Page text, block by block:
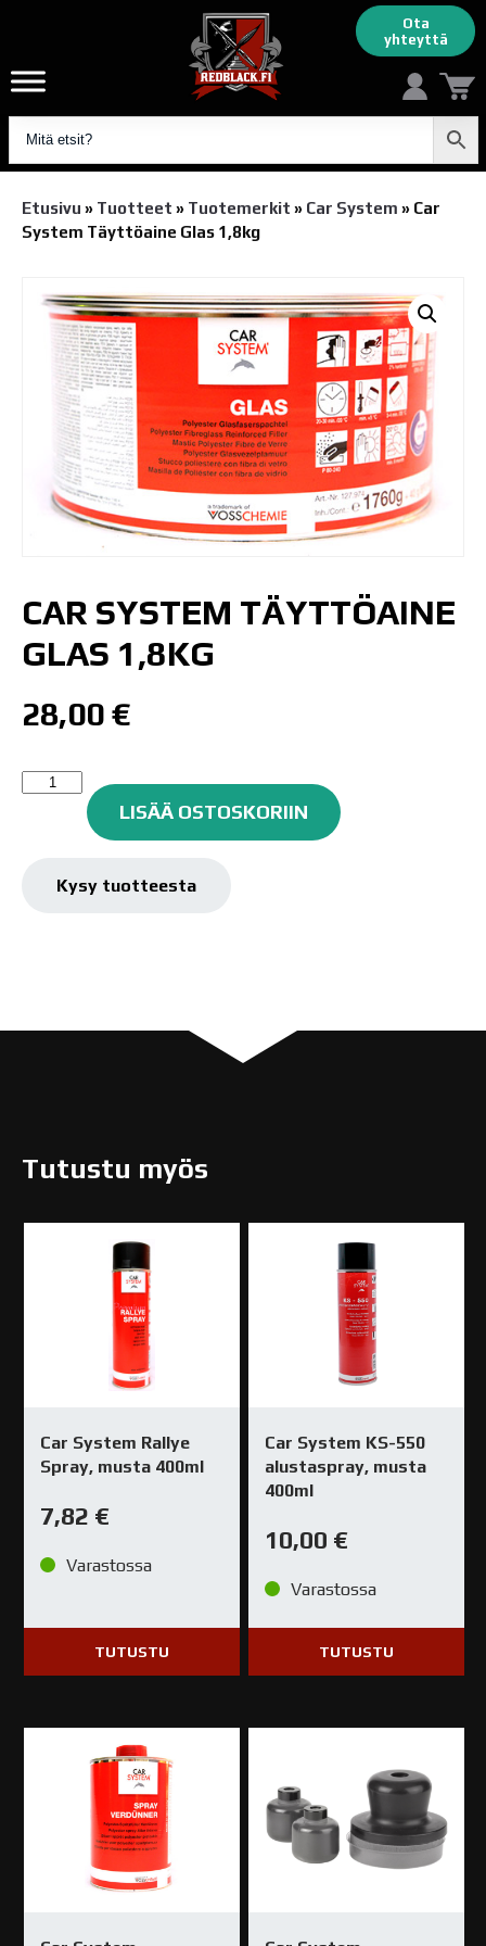
Ota
yhteyttä
Etusivu » Tuotteet » Tuotemerkit » Car System » Car
System Täyttöaine Glas 1,8kg
CAR SYSTEM TÄYTTÖAINE
GLAS 1,8KG
28,00 €
Car
Täyttöaine
1,8kg
LISÄÄ OSTOSKORIIN
Kysy tuotteesta
Tutustu myös
Car System Rallye
Spray, musta 400ml
7,82 €
Varastossa
TUTUSTU
Car System KS-550
alustaspray, musta
400ml
10,00 €
Varastossa
TUTUSTU